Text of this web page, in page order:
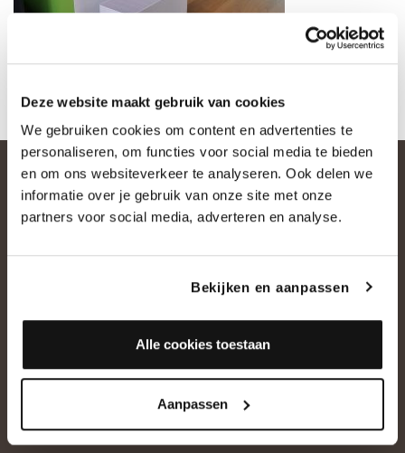
Deze website maakt gebruik van cookies
We gebruiken cookies om content en advertenties te
personaliseren, om functies voor social media te bieden
en om ons websiteverkeer te analyseren. Ook delen we
informatie over je gebruik van onze site met onze
partners voor social media, adverteren en analyse.
Bekijken en aanpassen
Alle cookies toestaan
Aanpassen
OVER ONS
Ons team